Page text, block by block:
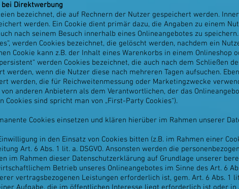
Direktwerbung
bezeichnet, die auf Rechnern der Nutzer gespeichert werden.
werden. Ein Cookie dient primär dazu, die Angaben zu einem
nach seinem Besuch innerhalb eines Onlineangebotes zu
werden Cookies bezeichnet, die gelöscht werden, nachdem ein
Cookie kann z.B. der Inhalt eines Warenkorbs in einem Onlineshop
werden Cookies bezeichnet, die auch nach dem Schließen
werden, wenn die Nutzer diese nach mehreren Tagen aufsuchen.
werden, die für Reichweitenmessung oder Marketingzwecke
anderen Anbietern als dem Verantwortlichen, der das
Cookies sind spricht man von „First-Party Cookies“).
Cookies einsetzen und klären hierüber im Rahmen unserer
in den Einsatz von Cookies bitten (z.B. im Rahmen einer
Art. 6 Abs. 1 lit. a. DSGVO. Ansonsten werden die
im Rahmen dieser Datenschutzerklärung auf Grundlage unserer
Betrieb unseres Onlineangebotes im Sinne des Art. 6
vertragsbezogenen Leistungen erforderlich ist, gem. Art. 6 Abs. 1